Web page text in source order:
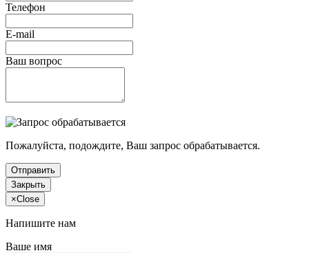
Телефон
E-mail
Ваш вопрос
Пожалуйста, подождите, Ваш запрос обрабатывается.
Отправить
Закрыть
×Close
Напишите нам
Ваше имя